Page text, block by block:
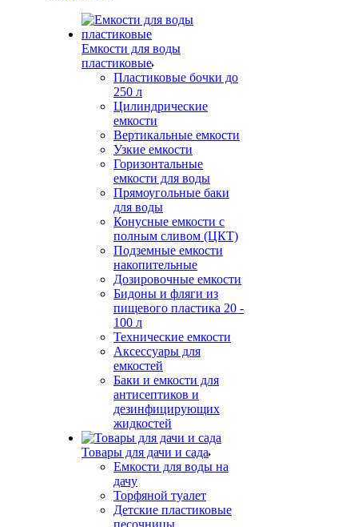
Емкости для воды
пластиковые
Пластиковые бочки до
250 л
Цилиндрические
емкости
Вертикальные емкости
Узкие емкости
Горизонтальные
емкости для воды
Прямоугольные баки
для воды
Конусные емкости с
полным сливом (ЦКТ)
Подземные емкости
накопительные
Дозировочные емкости
Бидоны и фляги из
пищевого пластика 20 -
100 л
Технические емкости
Аксессуары для
емкостей
Баки и емкости для
антисептиков и
дезинфицирующих
жидкостей
Товары для дачи и сада
Емкости для воды на
дачу
Торфяной туалет
Детские пластиковые
песочницы